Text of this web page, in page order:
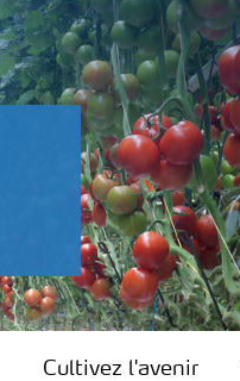
Cultivez l'avenir